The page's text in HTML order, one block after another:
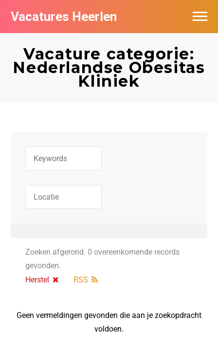
Vacatures Heerlen
Vacature categorie:
Nederlandse Obesitas
Kliniek
Zoeken afgerond. 0 overeenkomende records
gevonden.
Herstel
RSS
Geen vermeldingen gevonden die aan je zoekopdracht
voldoen.
Vacatures per bedrijf in Heerlen
De populairste vacatures in Heerlen